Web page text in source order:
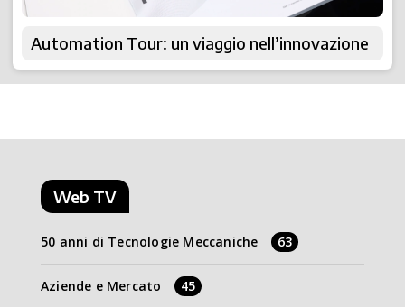
Automation Tour: un viaggio nell’innovazione
Web TV
50 anni di Tecnologie Meccaniche 63
Aziende e Mercato 45